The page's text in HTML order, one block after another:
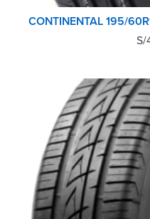
CONTINENTAL 195/
S/